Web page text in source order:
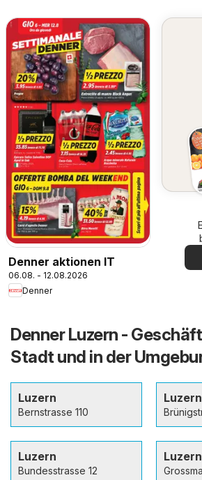
Denner aktionen IT
06.08. - 12.08.2026
Denner
Denner Luzern -
Stadt und in der
Luzern
Bernstrasse 110
Luzern
Luzern
Bundesstrasse 12
Luzern